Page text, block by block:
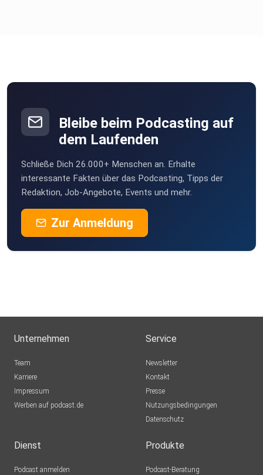
Bleibe beim Podcasting auf
dem Laufenden
Schließe Dich 26.000+ Menschen an. Erhalte
interessante Fakten über das Podcasting, Tipps der
Redaktion, Job-Angebote, Events und mehr.
Zur Anmeldung
Unternehmen
Team
Karriere
Impressum
Werben auf podcast.de
Service
Newsletter
Kontakt
Presse
Nutzungsbedingungen
Datenschutz
Dienst
Podcast anmelden
Produkte
Podcast-Beratung